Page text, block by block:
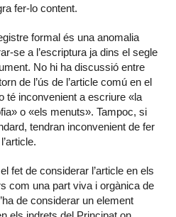
fer-lo content.
formal és una anomalia
se a l’escriptura ja dins el segle
No hi ha discussió entre
de l’ús de l’article comú en el
té inconvenient a escriure «la
o «els menuts». Tampoc, si
tendran inconvenient de fer
fet de considerar l’article en els
com una part viva i orgànica de
de considerar un element